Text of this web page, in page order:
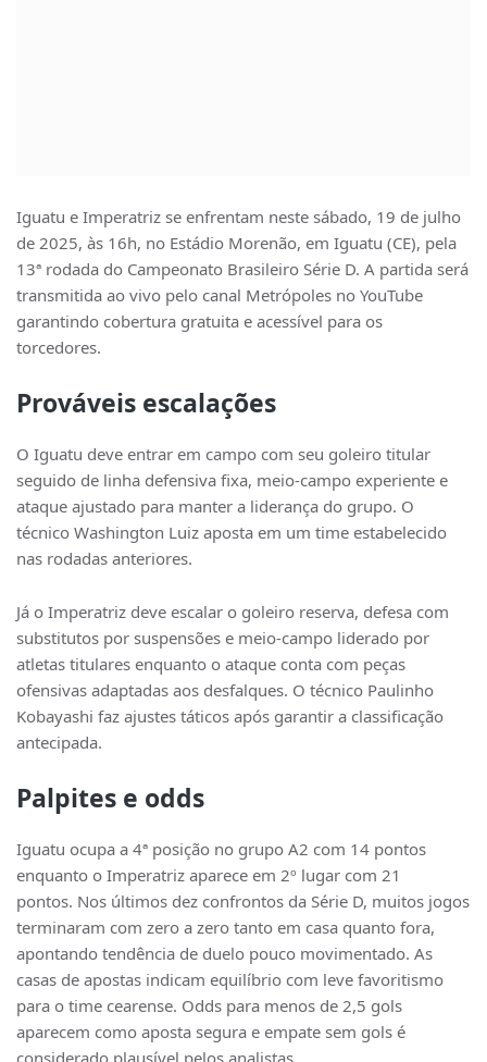
Iguatu e Imperatriz se enfrentam neste sábado, 19 de julho
de 2025, às 16h, no Estádio Morenão, em Iguatu (CE), pela
13ª rodada do Campeonato Brasileiro Série D. A partida será
transmitida ao vivo pelo canal Metrópoles no YouTube
garantindo cobertura gratuita e acessível para os
torcedores.
Prováveis escalações
O Iguatu deve entrar em campo com seu goleiro titular
seguido de linha defensiva fixa, meio-campo experiente e
ataque ajustado para manter a liderança do grupo. O
técnico Washington Luiz aposta em um time estabelecido
nas rodadas anteriores.
Já o Imperatriz deve escalar o goleiro reserva, defesa com
substitutos por suspensões e meio-campo liderado por
atletas titulares enquanto o ataque conta com peças
ofensivas adaptadas aos desfalques. O técnico Paulinho
Kobayashi faz ajustes táticos após garantir a classificação
antecipada.
Palpites e odds
Iguatu ocupa a 4ª posição no grupo A2 com 14 pontos
enquanto o Imperatriz aparece em 2º lugar com 21
pontos. Nos últimos dez confrontos da Série D, muitos jogos
terminaram com zero a zero tanto em casa quanto fora,
apontando tendência de duelo pouco movimentado. As
casas de apostas indicam equilíbrio com leve favoritismo
para o time cearense. Odds para menos de 2,5 gols
aparecem como aposta segura e empate sem gols é
considerado plausível pelos analistas.